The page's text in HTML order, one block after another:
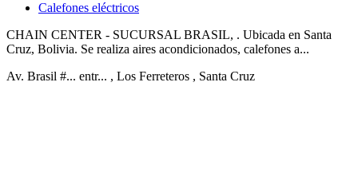
Calefones eléctricos
CHAIN CENTER - SUCURSAL BRASIL, . Ubicada en Santa
Cruz, Bolivia. Se realiza aires acondicionados, calefones a...
Av. Brasil #... entr... , Los Ferreteros , Santa Cruz